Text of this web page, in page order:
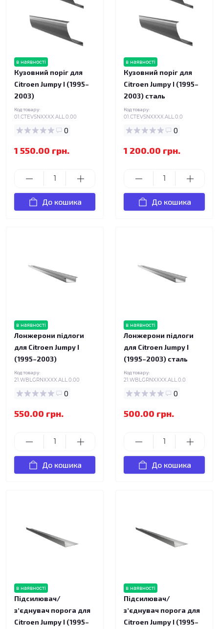
в наявності
Кузовний поріг для
Citroen Jumpy I (1995–
2003)
Код товару:
01.CTEVSNXXXX.ALL.0.00
0
1 550.00 грн.
До кошика
в наявності
Кузовний поріг для
Citroen Jumpy I (1995–
2003) сталь
Код товару:
01.CTEVSNXXXX.ALL.0.0
0
1 200.00 грн.
До кошика
в наявності
Лонжерони підлоги
для Citroen Jumpy I
(1995–2003)
Код товару:
21.WBLGRNXXXX.ALL.0.00
0
550.00 грн.
До кошика
в наявності
Лонжерони підлоги
для Citroen Jumpy I
(1995–2003) сталь
Код товару:
21.WBLGRNXXXX.ALL.0.0
0
500.00 грн.
До кошика
в наявності
Підсилювач/
зʼєднувач порога для
Citroen Jumpy I (1995–
в наявності
Підсилювач/
зʼєднувач порога для
Citroen Jumpy I (1995–